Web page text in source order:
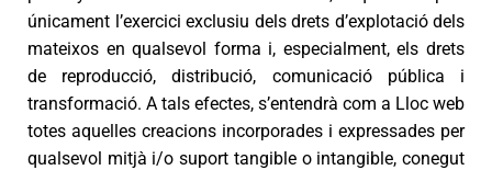
únicament l’exercici exclusiu dels drets d’explotació dels
mateixos en qualsevol forma i, especialment, els drets
de reproducció, distribució, comunicació pública i
transformació. A tals efectes, s’entendrà com a Lloc web
totes aquelles creacions incorporades i expressades per
qualsevol mitjà i/o suport tangible o intangible, conegut